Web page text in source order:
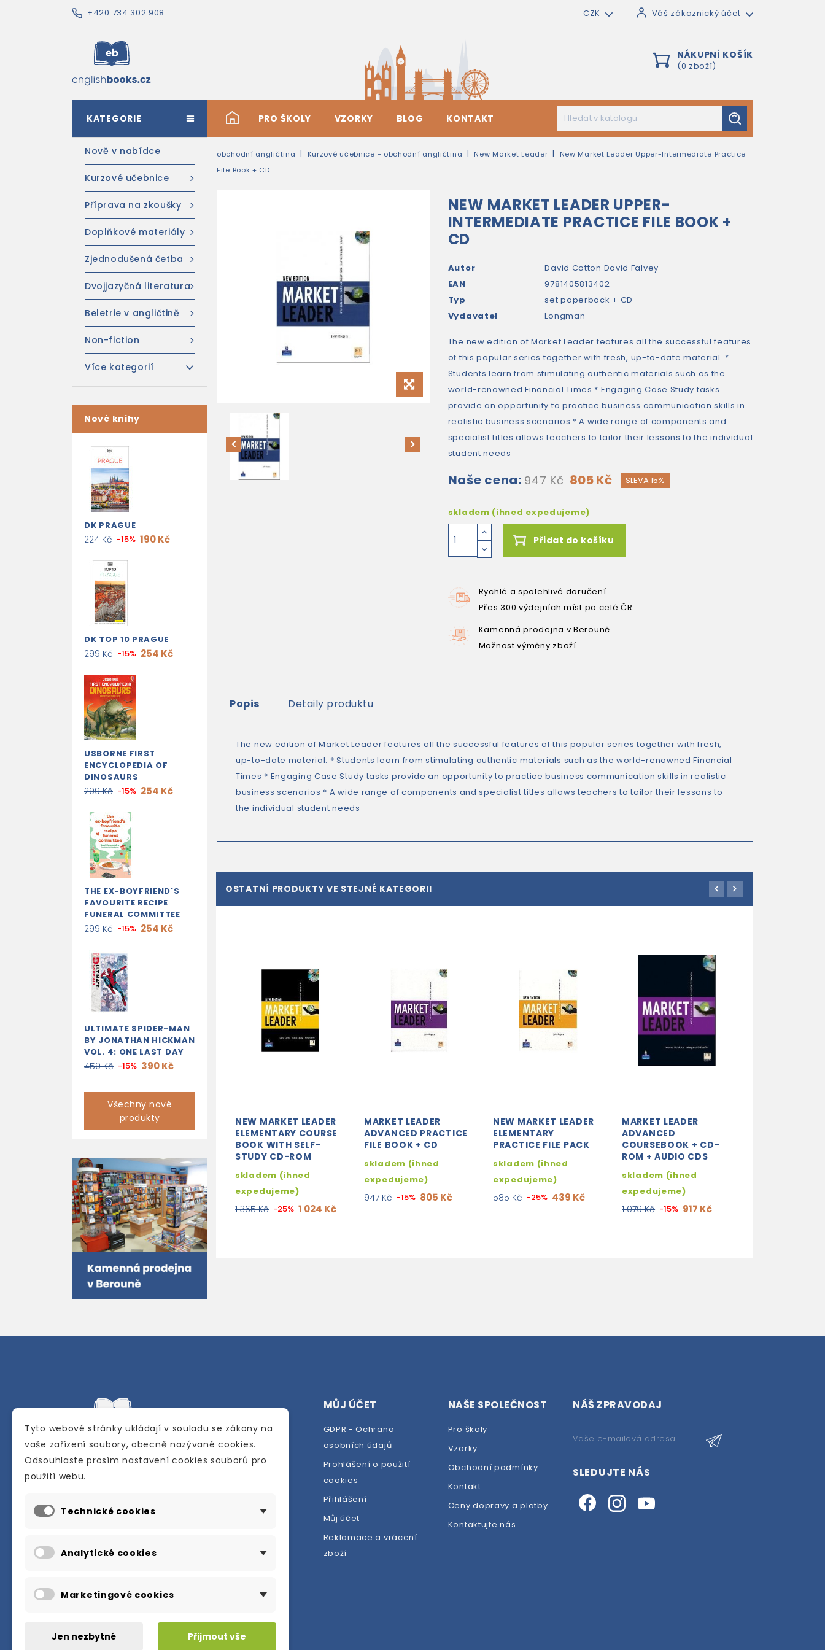
+420 734 302 908 CZK Váš zákaznický účet
NÁKUPNÍ KOŠÍK
(0 zboží)
# PRO ŠKOLY VZORKY BLOG KONTAKT
KATEGORIE
Nově v nabídce
Kurzové učebnice
Příprava na zkoušky
Doplňkové materiály
Zjednodušená četba
Dvojjazyčná literatura
Beletrie v angličtině
Non-fiction
Více kategorií
Nové knihy
DK PRAGUE
224 Kč -15% 190 Kč
DK TOP 10 PRAGUE
299 Kč -15% 254 Kč
USBORNE FIRST
ENCYCLOPEDIA OF
DINOSAURS
299 Kč -15% 254 Kč
THE EX-BOYFRIEND'S
FAVOURITE RECIPE
FUNERAL COMMITTEE
299 Kč -15% 254 Kč
ULTIMATE SPIDER-MAN
BY JONATHAN HICKMAN
VOL. 4: ONE LAST DAY
459 Kč -15% 390 Kč
Všechny nové
produkty
obchodní angličtina Kurzové učebnice - obchodní angličtina New Market Leader
New Market Leader Upper-Intermediate Practice
File Book + CD
NEW MARKET LEADER UPPER-
INTERMEDIATE PRACTICE FILE BOOK +
CD
Autor David Cotton David Falvey
EAN
9781405813402
Typ
set paperback + CD
Vydavatel
Longman
The new edition of Market Leader features all the successful features
of this popular series together with fresh, up-to-date material. *
Students learn from stimulating authentic materials such as the
world-renowned Financial Times * Engaging Case Study tasks
provide an opportunity to practice business communication skills in
realistic business scenarios * A wide range of components and
specialist titles allows teachers to tailor their lessons to the individual
student needs
Naše cena: 947 Kč 805 Kč SLEVA 15%
skladem (ihned expedujeme)
Přidat do košíku
Rychlé a spolehlivé doručení
Přes 300 výdejních míst po celé ČR
Kamenná prodejna v Berouně
Možnost výměny zboží
Popis Detaily produktu
The new edition of Market Leader features all the successful features of this popular series together with fresh,
up-to-date material. * Students learn from stimulating authentic materials such as the world-renowned Financial
Times * Engaging Case Study tasks provide an opportunity to practice business communication skills in realistic
business scenarios * A wide range of components and specialist titles allows teachers to tailor their lessons to
the individual student needs
OSTATNÍ PRODUKTY VE STEJNÉ KATEGORII
NEW MARKET LEADER
ELEMENTARY COURSE
BOOK WITH SELF-
STUDY CD-ROM
skladem (ihned
expedujeme)
1 365 Kč -25% 1 024 Kč
MARKET LEADER
ADVANCED PRACTICE
FILE BOOK + CD
skladem (ihned
expedujeme)
947 Kč -15% 805 Kč
NEW MARKET LEADER
ELEMENTARY
PRACTICE FILE PACK
skladem (ihned
expedujeme)
585 Kč -25% 439 Kč
MARKET LEADER
ADVANCED
COURSEBOOK + CD-
ROM + AUDIO CDS
skladem (ihned
expedujeme)
1 079 Kč -15% 917 Kč
Internetové a kamenné knihkupectví se
anglického jazyka.
Karly Machové 48 Beroun 266 01
info@englishbooks.cz
MŮJ ÚČET
GDPR - Ochrana
osobních údajů
Prohlášení o použití
cookies
Přihlášení
Můj účet
Reklamace a vrácení
zboží
NAŠE SPOLEČNOST
Pro školy
Vzorky
Obchodní podmínky
Kontakt
Ceny dopravy a platby
Kontaktujte nás
NÁŠ ZPRAVODAJ
SLEDUJTE NÁS
Tyto webové stránky ukládají v souladu se zákony na
vaše zařízení soubory, obecně nazývané cookies.
Odsouhlaste prosím nastavení cookies souborů pro
použití webu.
Technické cookies
Analytické cookies
Marketingové cookies
Jen nezbytné Přijmout vše